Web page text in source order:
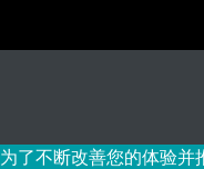
为了不断改善您的体验并